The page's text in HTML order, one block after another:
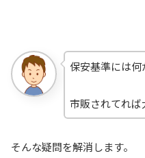
保安基準には何
市販されてれば
そんな疑問を解消します。